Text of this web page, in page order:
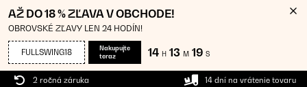
AŽ DO 18 % ZĽAVA V OBCHODE!
OBROVSKÉ ZĽAVY LEN 24 HODÍN!
FULLSWING18
Nakupujte
teraz
14 H 13 M 19 S
2 ročná záruka 14 dní na vrátenie tovaru